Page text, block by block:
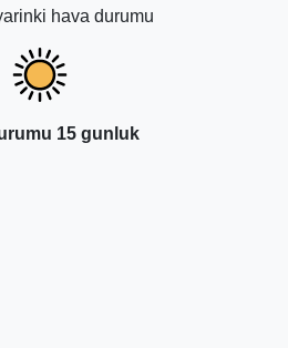
7 Günlük
ve yerel halkın
7 günlük hava durumu
tarihten itibaren sonraki 7
koşullarını size bildirir. Bu
rüzgar hızı ve yağış miktarı gibi
hava durumu 7 günlük
üzerinden kolayca erişilebilir.
hava durumu
15 gunluk